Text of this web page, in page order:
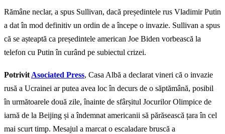
Rămâne neclar, a spus Sullivan, dacă președintele rus Vladimir Putin
a dat în mod definitiv un ordin de a începe o invazie. Sullivan a spus
că se așteaptă ca președintele american Joe Biden vorbească la
telefon cu Putin în curând pe subiectul crizei.
Potrivit Asociated Press, Casa Albă a declarat vineri că o invazie
rusă a Ucrainei ar putea avea loc în decurs de o săptămână, posibil
în următoarele două zile, înainte de sfârșitul Jocurilor Olimpice de
iarnă de la Beijing și a îndemnat americanii să părăsească țara în cel
mai scurt timp. Mesajul a marcat o escaladare bruscă a